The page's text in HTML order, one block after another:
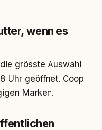
wenn es
grösste Auswahl
Uhr geöffnet. Coop
Marken.